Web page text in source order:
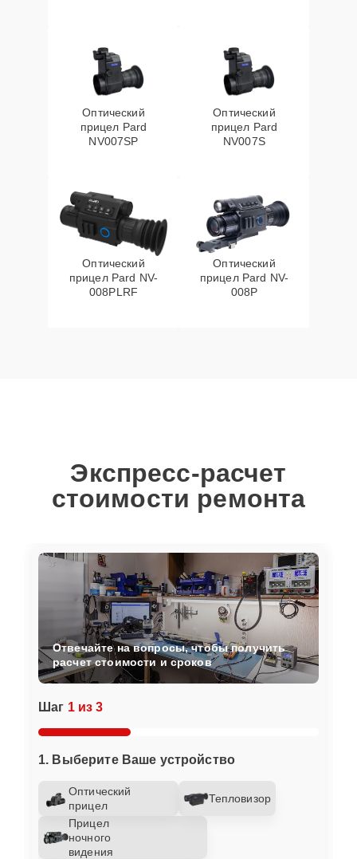
Оптический
прицел Pard
NV007SP
Оптический
прицел Pard
NV007S
Оптический
прицел Pard NV-
008PLRF
Оптический
прицел Pard NV-
008P
Экспресс-расчет
стоимости ремонта
Шаг 1 из 3
1. Выберите Ваше устройство
Оптический
прицел
Тепловизор
Прицел
ночного
видения
Отвечайте на вопросы, чтобы получить
расчет стоимости и сроков